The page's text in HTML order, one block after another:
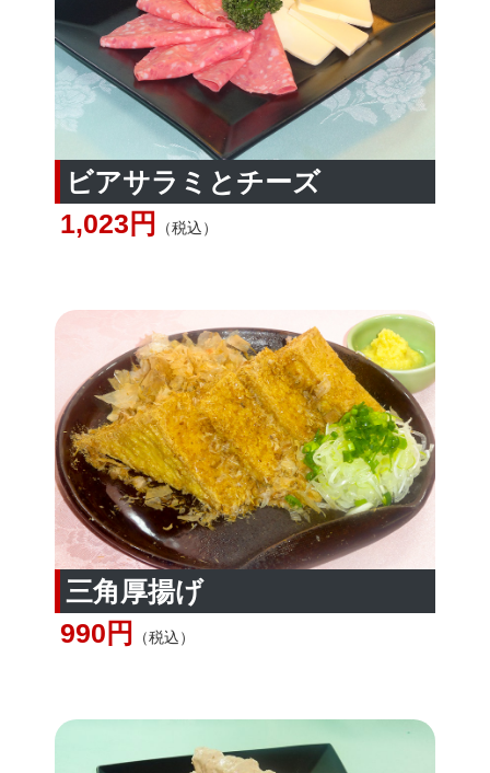
ビアサラミとチーズ
1,023円
（税込）
三角厚揚げ
990円
（税込）